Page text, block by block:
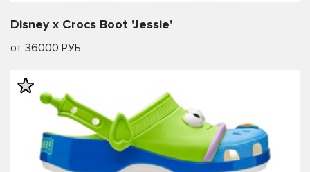
Disney x Crocs Boot 'Jessie'
от 36000 РУБ